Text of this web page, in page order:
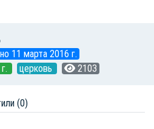
11 марта 2016 г.
церковь 2103
(0)